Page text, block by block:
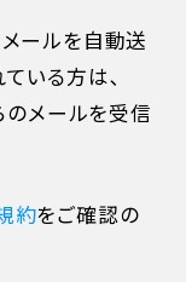
30%
40%
50%
ールを自動送
いる方は､
のメールを受信
約をご確認の